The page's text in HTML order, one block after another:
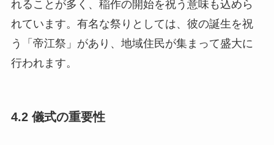
れています。有名な祭りとしては、彼の誕生を祝
う「帝江祭」があり、地域住民が集まって盛大に
行われます。